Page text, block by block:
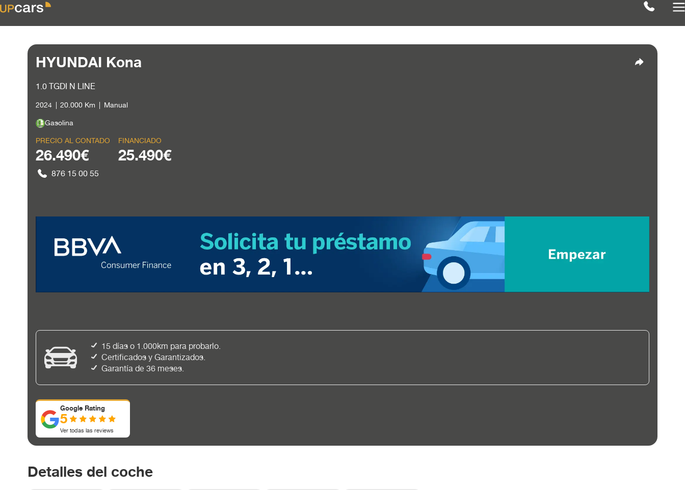
HYUNDAI Kona
1.0 TGDI N LINE
2024 20.000 Km Manual
Gasolina
PRECIO AL CONTADO
26.490€
876 15 00 55
FINANCIADO
25.490€
15 días o 1.000km para probarlo.
Certificados y Garantizados.
Garantía de 36 meses.
Google Rating
5
Ver todas las reviews
Detalles del coche